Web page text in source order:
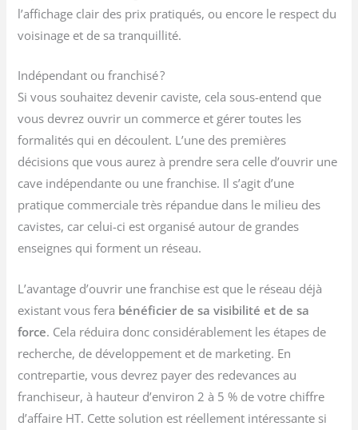
l’affichage clair des prix pratiqués, ou encore le respect du
voisinage et de sa tranquillité.
Indépendant ou franchisé ?
Si vous souhaitez devenir caviste, cela sous-entend que
vous devrez ouvrir un commerce et gérer toutes les
formalités qui en découlent. L’une des premières
décisions que vous aurez à prendre sera celle d’ouvrir une
cave indépendante ou une franchise. Il s’agit d’une
pratique commerciale très répandue dans le milieu des
cavistes, car celui-ci est organisé autour de grandes
enseignes qui forment un réseau.
L’avantage d’ouvrir une franchise est que le réseau déjà
existant vous fera bénéficier de sa visibilité et de sa
force. Cela réduira donc considérablement les étapes de
recherche, de développement et de marketing. En
contrepartie, vous devrez payer des redevances au
franchiseur, à hauteur d’environ 2 à 5 % de votre chiffre
d’affaire HT. Cette solution est réellement intéressante si